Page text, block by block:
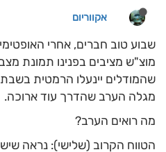
אקווריום
שבוע טוב חברים, אחרי
מוצ"ש מציבים בפנינו תמונת
שהמודלים יינעלו הרמטית
מגלה הערב שהדרך עוד ארוכה.
מה רואים הערב?
הטווח הקרוב (שלישי): נראה